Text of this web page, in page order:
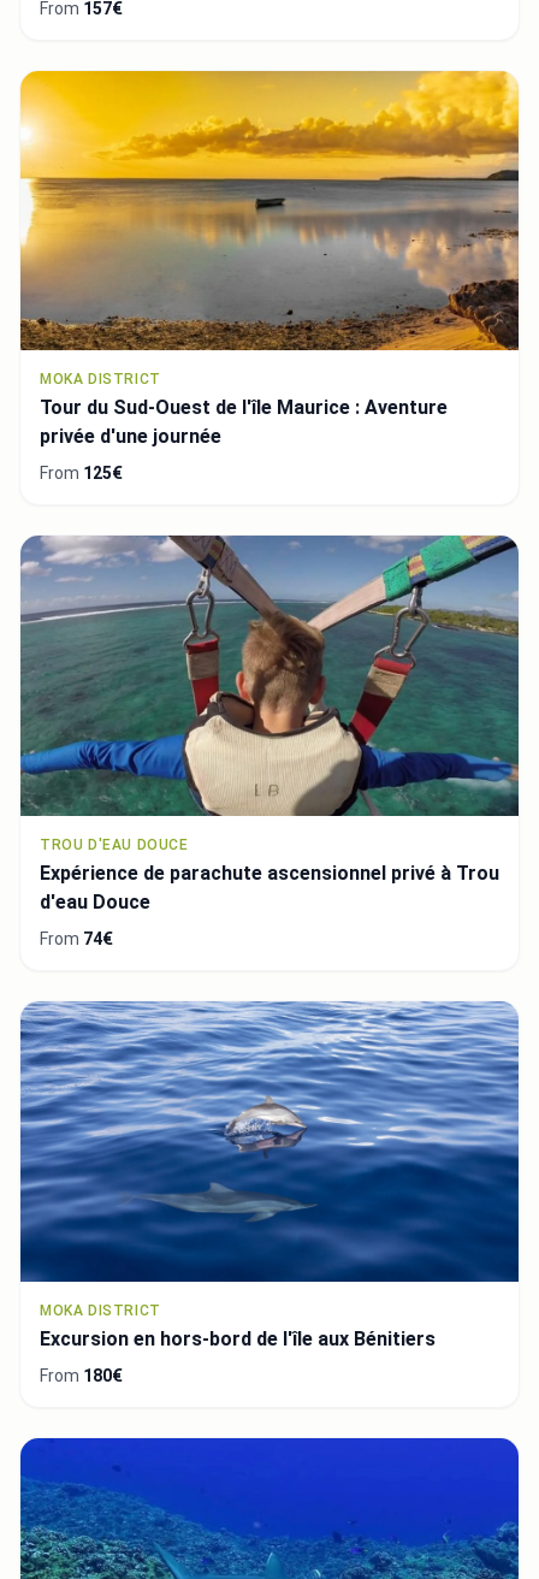
From 157€
MOKA DISTRICT
Tour du Sud-Ouest de l'île Maurice : Aventure
privée d'une journée
From 125€
TROU D'EAU DOUCE
Expérience de parachute ascensionnel privé à Trou
d'eau Douce
From 74€
MOKA DISTRICT
Excursion en hors-bord de l'île aux Bénitiers
From 180€